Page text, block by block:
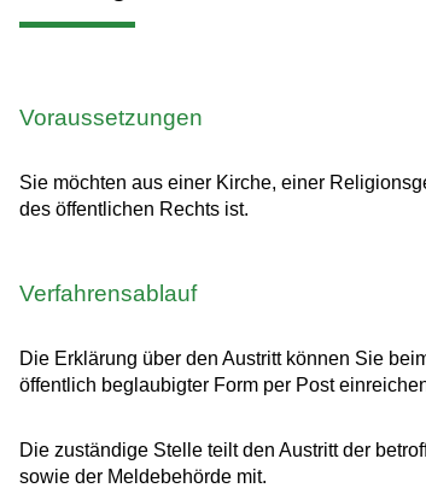
Voraussetzungen
Sie möchten aus einer Kirche, einer
des öffentlichen Rechts ist.
Verfahrensablauf
Die Erklärung über den Austritt können Sie
öffentlich beglaubigter Form per Post
Die zuständige Stelle teilt den Austritt der
sowie der Meldebehörde mit.